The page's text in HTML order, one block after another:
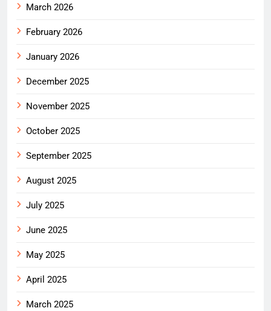
March 2026
February 2026
January 2026
December 2025
November 2025
October 2025
September 2025
August 2025
July 2025
June 2025
May 2025
April 2025
March 2025